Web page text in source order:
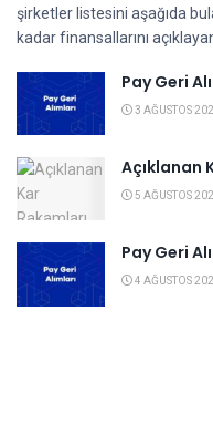
şirketler listesini aşağıda
kadar finansallarını
Pay Geri
3 AĞUSTOS
Açıklanan
5 AĞUSTOS
Pay Geri
4 AĞUSTOS